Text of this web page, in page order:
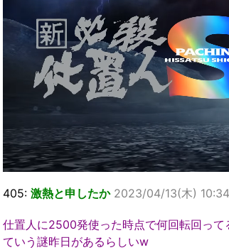
405: 激熱と申したか 2023/04/13(木)
仕置人に2500発使った時点で何回転回っ
ていう謎昨日があるらしいw